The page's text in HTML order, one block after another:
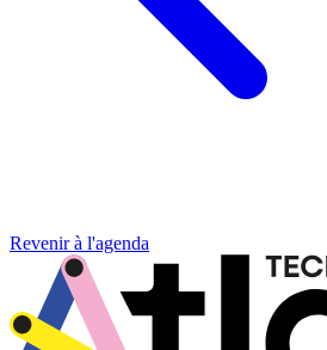
Revenir à l'agenda